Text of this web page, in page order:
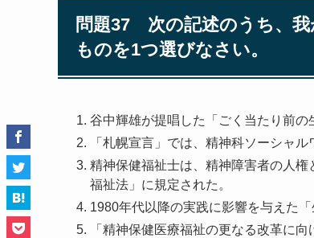
問題37 次の記述のうち、我
ものを1つ選びなさい。
谷中輝雄が提唱した「ごく当たり前の
「札幌宣言」では、精神科ソーシャ
精神保健福祉士は、精神障害者の人
福祉法」に規定された。
1980年代以降の実践に影響を与えた
「精神保健医療福祉の更なる改革に